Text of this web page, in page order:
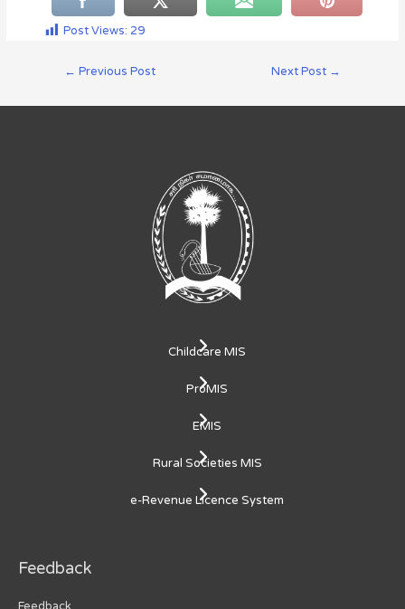
Post Views: 29
← Previous Post Next Post →
Childcare MIS
ProMIS
EMIS
Rural Societies MIS
e-Revenue Licence System
Feedback